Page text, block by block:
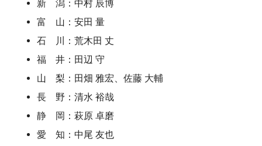
新 潟：中村 辰博
富 山：安田 量
石 川：荒木田 丈
福 井：田辺 守
山 梨： 田畑 雅宏、佐藤 大輔
長 野：清水 裕哉
静 岡：萩原 卓磨
愛 知：中尾 友也